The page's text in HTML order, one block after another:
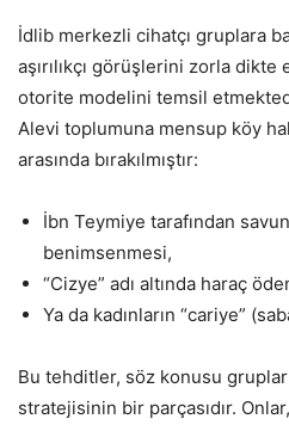
İdlib merkezli cihatçı gruplara
aşırılıkçı görüşlerini zorla
otorite modelini temsil
Alevi toplumuna mensup köy
arasında bırakılmıştır:
İbn Teymiye tarafından
benimsenmesi,
“Cizye” adı altında haraç
Ya da kadınların “cariye”
Bu tehditler, söz konusu
stratejisinin bir parçasıdır.